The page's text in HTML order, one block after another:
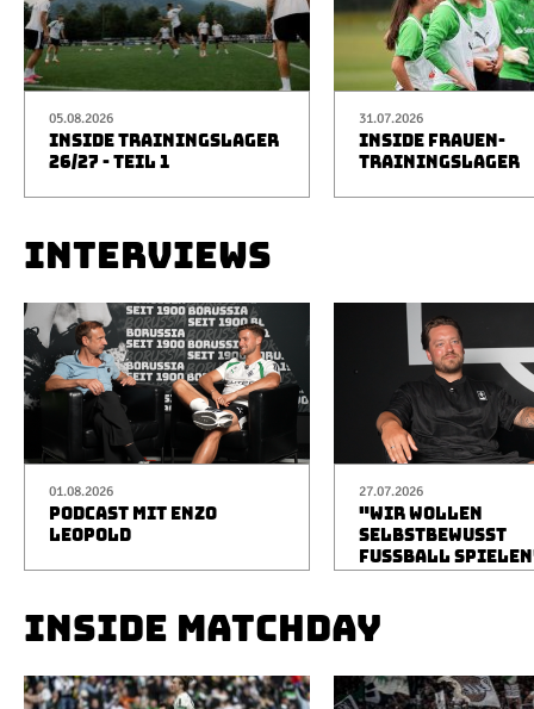
05.08.2026
INSIDE TRAININGSLAGER
26/27 - TEIL 1
31.07.2026
INSIDE FRAUEN-
TRAININGSLAGER
INTERVIEWS
01.08.2026
PODCAST MIT ENZO
LEOPOLD
27.07.2026
"WIR WOLLEN
SELBSTBEWUSST
FUSSBALL
INSIDE MATCHDAY